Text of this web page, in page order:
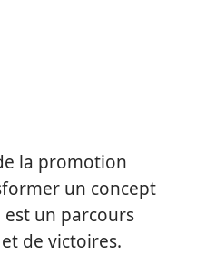
la promotion
un concept
un parcours
de victoires.